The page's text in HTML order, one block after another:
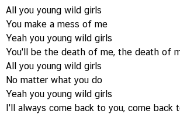
All you young wild girls
You make a mess of me
Yeah you young wild girls
You'll be the death of me, the death of
All you young wild girls
No matter what you do
Yeah you young wild girls
I'll always come back to you, come back